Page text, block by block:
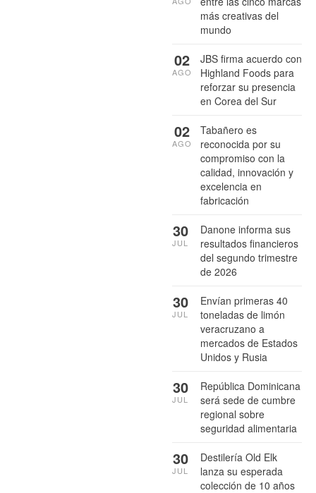
más creativas del
mundo
JBS firma acuerdo con
Highland Foods para
reforzar su presencia
en Corea del Sur
02
AGO
Tabañero es
reconocida por su
compromiso con la
calidad, innovación y
excelencia en
fabricación
02
AGO
Danone informa sus
resultados financieros
del segundo trimestre
de 2026
30
JUL
Envían primeras 40
toneladas de limón
veracruzano a
mercados de Estados
Unidos y Rusia
30
JUL
República Dominicana
será sede de cumbre
regional sobre
seguridad alimentaria
30
JUL
Destilería Old Elk
lanza su esperada
colección de 10 años
30
JUL